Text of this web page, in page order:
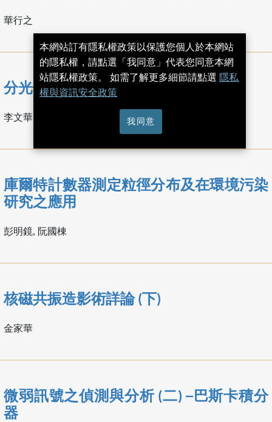
華行之
分光儀控制器電路解析與操作
李文華
庫爾特計數器測定粒徑分布及在環境污染
研究之應用
彭明鏡, 阮國棟
核磁共振造影術詳論 (下)
金家華
微弱訊號之偵測與分析 (二) ─巴斯卡積分
器
本網站訂有隱私權政策以保護您個人於本網站
的隱私權，請點選「我同意」代表您同意本網
站隱私權政策。 如需了解更多細節請點選 隱私
權與資訊安全政策
我同意